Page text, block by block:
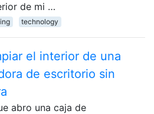
de mi …
technology
el interior de una
de escritorio sin
abro una caja de